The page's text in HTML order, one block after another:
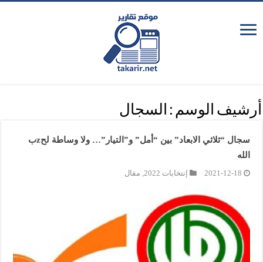
أرشيف الوسم : السجال
سجال “ثلاثي الابعاد” بين “أمل” و”التيار”… ولا وساطة لحzب
الله
2021-12-18 إنتخابات 2022 , مقال